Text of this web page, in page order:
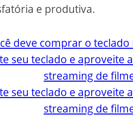
e produtiva.
seu teclado e aproveite
streaming de